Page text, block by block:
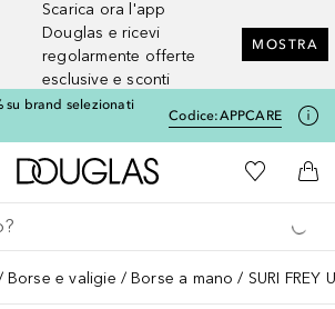
Scarica ora l'app
Douglas e ricevi
regolarmente offerte
esclusive e sconti
MOSTRA
su brand selezionati
Codice:APPCARE
A Douglas HomeAlla Mia
Al
Borse e valigie Borse a mano SURI FREY